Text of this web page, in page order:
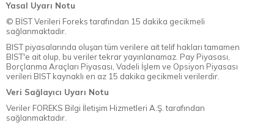
Yasal Uyarı Notu
© BİST Verileri Foreks tarafından 15 dakika gecikmeli
sağlanmaktadır.
BIST piyasalarında oluşan tüm verilere ait telif hakları tamamen
BIST'e ait olup, bu veriler tekrar yayınlanamaz. Pay Piyasası,
Borçlanma Araçları Piyasası, Vadeli İşlem ve Opsiyon Piyasası
verileri BIST kaynaklı en az 15 dakika gecikmeli verilerdir.
Veri Sağlayıcı Uyarı Notu
Veriler FOREKS Bilgi İletişim Hizmetleri A.Ş. tarafından
sağlanmaktadır.